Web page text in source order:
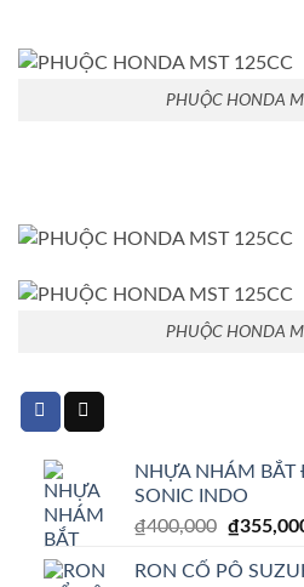
PHUỘC HONDA
PHUỘC HONDA
NHỰA NHÁM
SONIC INDO
₫400,000 Giá
là:
₫
RON CỔ PÔ